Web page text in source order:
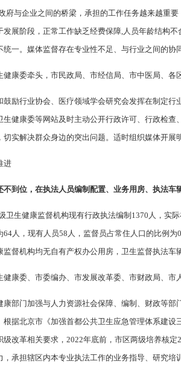
府与企业之间的桥梁，承担的工作任务越来越重
发展阶段，正常工作缺乏经费保障,人员年龄结构
统一。媒体监督存在专业性不足、与行业之间的
健康委牵头，市民政局、市经信局、市中医局、各
鼓励行业协会、医疗领域学会研究会发挥在制定
生健康委等网站及时主动公开行政许可、行政检
切实解决群众身边的突出问题。适时组织媒体开
进
不到位，在执法人员编制配置、业务用房、执法
卫生健康监督机构现有行政执法编制1370人，实
64人，现有人员58人，监督员占常住人口的比例
监督机构均无自有产权办公用房，卫生监督执法
健康委、市委编办、市发展改革委、市财政局、
康部门加强与人力资源社会保障、编制、财政等
根据北京市《加强首都公共卫生应急管理体系建
级改革相关要求，2022年底前，市区两级培养核
，承担辖区内本专业执法工作的业务指导、研究